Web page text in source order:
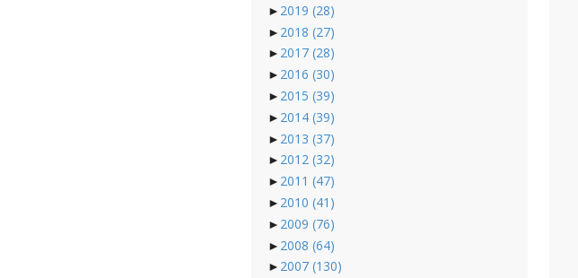
► 2019 (28)
► 2018 (27)
► 2017 (28)
► 2016 (30)
► 2015 (39)
► 2014 (39)
► 2013 (37)
► 2012 (32)
► 2011 (47)
► 2010 (41)
► 2009 (76)
► 2008 (64)
► 2007 (130)